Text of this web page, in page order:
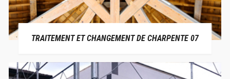
TRAITEMENT ET CHANGEMENT DE CHARPENTE 07